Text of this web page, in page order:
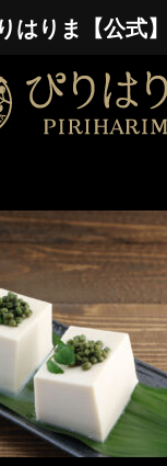
はりま【公式】